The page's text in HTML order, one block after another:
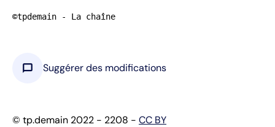
©tpdemain - La chaîne
chat_bubble Suggérer des modifications
© tp.demain 2022 - 2208 - CC BY